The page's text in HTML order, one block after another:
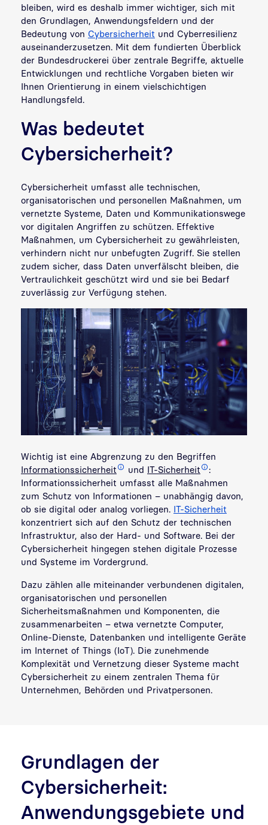
bleiben, wird es deshalb immer wichtiger, sich mit
den Grundlagen, Anwendungsfeldern und der
Bedeutung von Cybersicherheit und Cyberresilienz
auseinanderzusetzen. Mit dem fundierten Überblick
der Bundesdruckerei über zentrale Begriffe, aktuelle
Entwicklungen und rechtliche Vorgaben bieten wir
Ihnen Orientierung in einem vielschichtigen
Handlungsfeld.
Was bedeutet
Cybersicherheit?
Cybersicherheit umfasst alle technischen,
organisatorischen und personellen Maßnahmen, um
vernetzte Systeme, Daten und Kommunikationswege
vor digitalen Angriffen zu schützen. Effektive
Maßnahmen, um Cybersicherheit zu gewährleisten,
verhindern nicht nur unbefugten Zugriff. Sie stellen
zudem sicher, dass Daten unverfälscht bleiben, die
Vertraulichkeit geschützt wird und sie bei Bedarf
zuverlässig zur Verfügung stehen.
Wichtig ist eine Abgrenzung zu den Begriffen
Informationssicherheit
und IT-Sicherheit
:
Informationssicherheit umfasst alle Maßnahmen
zum Schutz von Informationen – unabhängig davon,
ob sie digital oder analog vorliegen. IT-Sicherheit
konzentriert sich auf den Schutz der technischen
Infrastruktur, also der Hard- und Software. Bei der
Cybersicherheit hingegen stehen digitale Prozesse
und Systeme im Vordergrund.
Dazu zählen alle miteinander verbundenen digitalen,
organisatorischen und personellen
Sicherheitsmaßnahmen und Komponenten, die
zusammenarbeiten – etwa vernetzte Computer,
Online-Dienste, Datenbanken und intelligente Geräte
im Internet of Things (IoT). Die zunehmende
Komplexität und Vernetzung dieser Systeme macht
Cybersicherheit zu einem zentralen Thema für
Unternehmen, Behörden und Privatpersonen.
Grundlagen der
Cybersicherheit:
Anwendungsgebiete und